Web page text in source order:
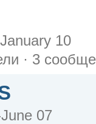
10
· 3
07